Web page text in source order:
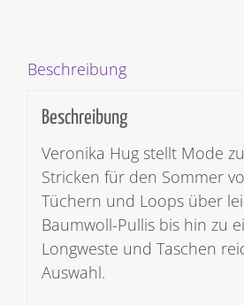
Beschreibung
Beschreibung
Veronika Hug stellt Mode
Stricken für den Sommer
Tüchern und Loops über
Baumwoll-Pullis bis hin zu
Longweste und Taschen
Auswahl.